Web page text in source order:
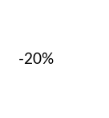
-20%